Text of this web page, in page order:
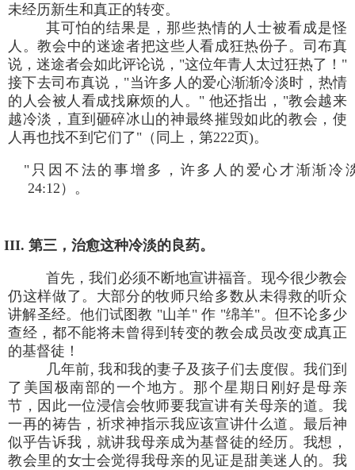
未经历新生和真正的转变。
其可怕的结果是，那些热情的人士被看成是怪
人。教会中的迷途者把这些人看成狂热份子。司布真
说，迷途者会如此评论说，"这位年青人太过狂热了！"
接下去司布真说，"当许多人的爱心渐渐冷淡时，热情
的人会被人看成找麻烦的人。" 他还指出，"教会越来
越冷淡，直到砸碎冰山的神最终摧毁如此的教会，使
人再也找不到它们了"（同上，第222页)。
"只因不法的事增多，许多人的爱心才渐渐冷
24:12）。
III. 第三，治愈这种冷淡的良药。
首先，我们必须不断地宣讲福音。现今很少教会
仍这样做了。大部分的牧师只给多数从未得救的听众
讲解圣经。他们试图教 "山羊" 作 "绵羊"。但不论多少
查经，都不能将未曾得到转变的教会成员改变成真正
的基督徒！
几年前, 我和我的妻子及孩子们去度假。我们到
了美国极南部的一个地方。那个星期日刚好是母亲
节，因此一位浸信会牧师要我宣讲有关母亲的道。我
一再的祷告，祈求神指示我应该宣讲什么道。最后神
似乎告诉我，就讲我母亲成为基督徒的经历。我想，
教会里的女士会觉得我母亲的见证是甜美迷人的。我